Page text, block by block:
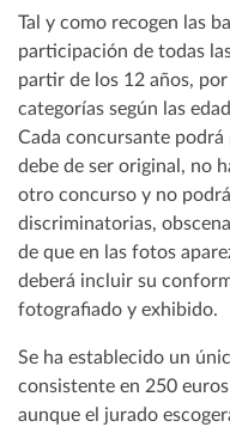
Tal y como recogen las
participación de todas
partir de los 12 años,
categorías según las
Cada concursante
debe de ser original, no
otro concurso y no
discriminatorias,
de que en las fotos
deberá incluir su
fotografiado y exhibido.
Se ha establecido un
consistente en 250
aunque el jurado